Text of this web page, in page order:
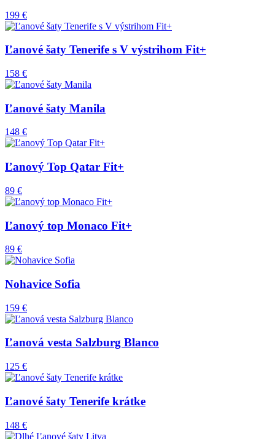
199 €
Ľanové šaty Tenerife s V výstrihom Fit+
158 €
Ľanové šaty Manila
148 €
Ľanový Top Qatar Fit+
89 €
Ľanový top Monaco Fit+
89 €
Nohavice Sofia
159 €
Ľanová vesta Salzburg Blanco
125 €
Ľanové šaty Tenerife krátke
148 €